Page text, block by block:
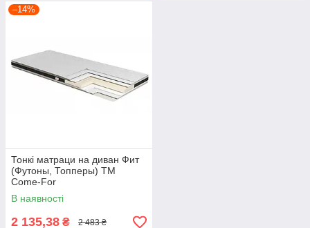
–14%
Тонкі матраци на диван Фит
(Футоны, Топперы) ТМ
Come-For
В наявності
2 135,38 ₴ 2 483 ₴